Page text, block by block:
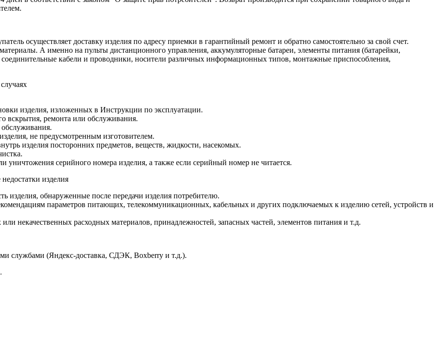
осуществляет доставку изделия по адресу приемки в гарантийный ремонт и обратно самостоятельно за свой счет.
А именно на пульты дистанционного управления, аккумуляторные батареи, элементы питания (батарейки,
кабели и проводники, носители различных информационных типов, монтажные приспособления,
изделия, изложенных в Инструкции по эксплуатации.
вскрытия, ремонта или обслуживания.
не предусмотренным изготовителем.
изделия посторонних предметов, веществ, жидкости, насекомых.
уничтожения серийного номера изделия, а также если серийный номер не читается.
изделия
изделия, обнаруженные после передачи изделия потребителю.
параметров питающих, телекоммуникационных, кабельных и других подключаемых к изделию сетей, устройств и
некачественных расходных материалов, принадлежностей, запасных частей, элементов питания и т.д.
службами (Яндекс-доставка, СДЭК, Boxberry и т.д.).